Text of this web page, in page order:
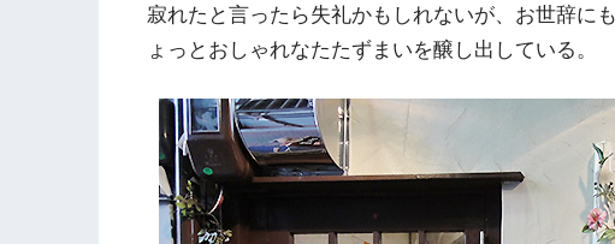
寂れたと言ったら失礼かもしれないが、お世辞に
ょっとおしゃれなたたずまいを醸し出している。